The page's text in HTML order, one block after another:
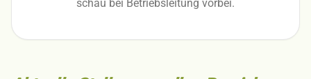
schau bei Betriebsleitung vorbei.